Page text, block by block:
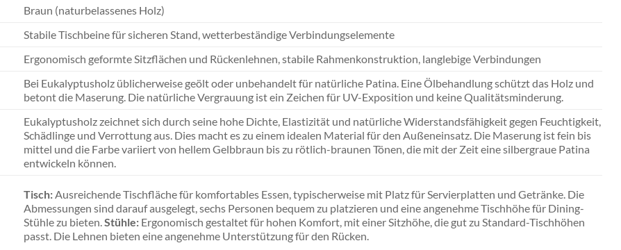
Braun (naturbelassenes Holz)
Stabile Tischbeine für sicheren Stand, wetterbeständige Verbindungselemente
Ergonomisch geformte Sitzflächen und Rückenlehnen, stabile Rahmenkonstruktion, langlebige Verbindungen
Bei Eukalyptusholz üblicherweise geölt oder unbehandelt für natürliche Patina. Eine Ölbehandlung schützt das Holz und
betont die Maserung. Die natürliche Vergrauung ist ein Zeichen für UV-Exposition und keine Qualitätsminderung.
Eukalyptusholz zeichnet sich durch seine hohe Dichte, Elastizität und natürliche Widerstandsfähigkeit gegen Feuchtigkeit,
Schädlinge und Verrottung aus. Dies macht es zu einem idealen Material für den Außeneinsatz. Die Maserung ist fein bis
mittel und die Farbe variiert von hellem Gelbbraun bis zu rötlich-braunen Tönen, die mit der Zeit eine silbergraue Patina
entwickeln können.
Tisch:Ausreichende Tischfläche für komfortables Essen, typischerweise mit Platz für Servierplatten und Getränke. Die
Abmessungen sind darauf ausgelegt, sechs Personen bequem zu platzieren und eine angenehme Tischhöhe für Dining-
Stühle zu bieten. Stühle:Ergonomisch gestaltet für hohen Komfort, mit einer Sitzhöhe, die gut zu Standard-Tischhöhen
passt. Die Lehnen bieten eine angenehme Unterstützung für den Rücken.